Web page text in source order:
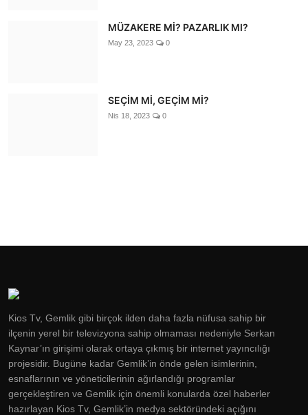
MÜZAKERE Mİ? PAZARLIK MI?
May 23, 2023 0
SEÇİM Mİ, GEÇİM Mİ?
Nis 18, 2023 0
Kios Tv, Gemlik gibi birçok ilden daha fazla nüfusa sahip bir
ilçenin yerel bir televizyona sahip olmaması nedeniyle Serkan
Kaynar’ın girişimi olarak ortaya çıkmış bir internet yayıncılığı
projesidir. Bugüne kadar Gemlik’in önde gelen isimlerinin,
esnaflarının ve yöneticilerinin ağırlandığı programlar
gerçekleştiren ve Gemlik için önemli konularda özel haberler
hazırlayan Kios Tv, Gemlik’in medya sektöründeki açığını